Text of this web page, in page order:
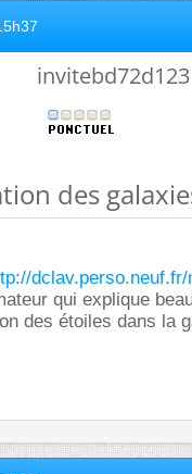
invitebd72d123
des
dclav.perso.neuf.fr/
qui explique
des étoiles dans la